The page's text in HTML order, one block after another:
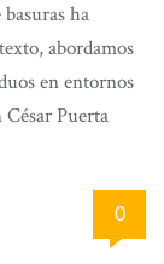
ha
abordamos
en entornos
Puerta
0